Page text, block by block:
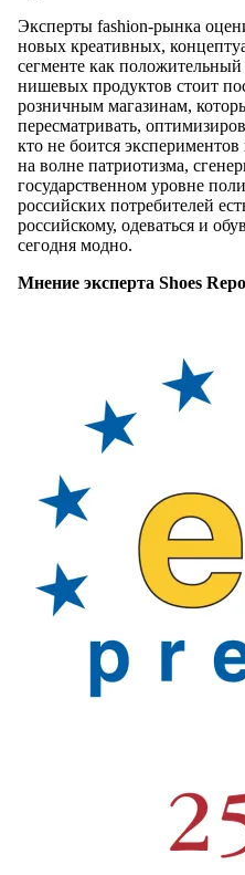
Эксперты fashion-рынка
новых креативных,
сегменте как
нишевых продуктов стоит
розничным магазинам,
пересматривать,
кто не боится
на волне патриотизма,
государственном уровне
российских потребителей
российскому, одеваться и
сегодня модно.
Мнение эксперта Shoes